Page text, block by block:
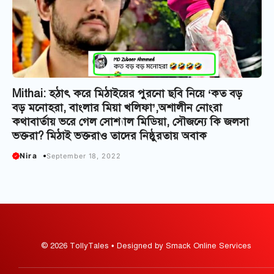
Mithai: হঠাৎ করে মিঠাইয়ের পুরনো ছবি নিয়ে ‘কত বড়
বড় মনোহরা, বাংলার মিয়া খলিফা’,অশালীন নোংরা
কথাবার্তায় ভরে গেল সোশ্যাল মিডিয়া, সৌজন্যে কি জলসা
ভক্তরা? মিঠাই ভক্তরাও তাদের নিষ্ঠুরতায় অবাক
Nira September 18, 2022
© 2026 TollyTales • Designed by Smack Online Services